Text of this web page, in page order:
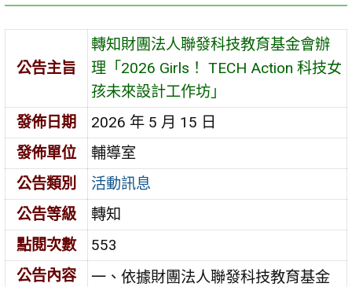
公告主旨
轉知財團法人聯發科技教育基金會辦
理「2026 Girls！ TECH Action 科技女
孩未來設計工作坊」
發佈日期
2026 年 5 月 15 日
發佈單位
輔導室
公告類別
活動訊息
公告等級
轉知
點閱次數
553
公告內容
一、依據財團法人聯發科技教育基金